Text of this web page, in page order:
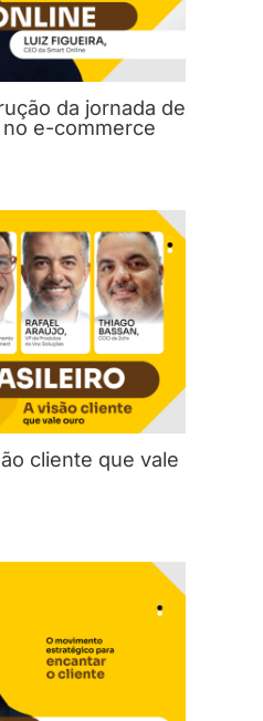
da jornada de
e-commerce
cliente que vale